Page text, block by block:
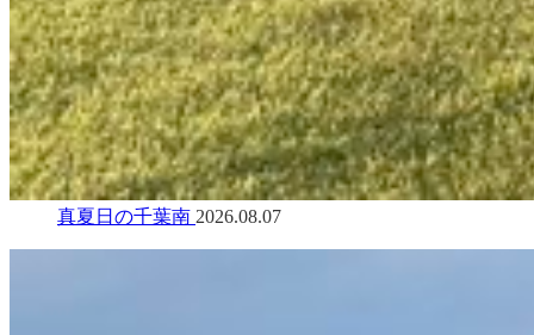
真夏日の千葉南 2026.08.07